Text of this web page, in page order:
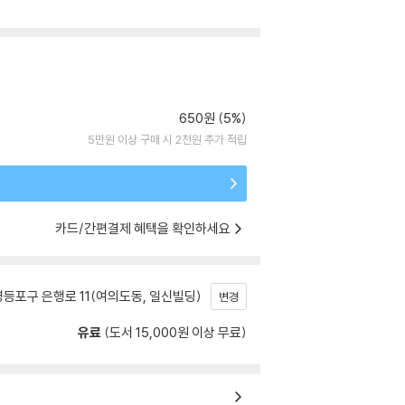
650원 (5%)
5만원 이상 구매 시 2천원 추가 적립
카드/간편결제 혜택을 확인하세요
포구 은행로 11(여의도동, 일신빌딩) 변경
유료 (도서 15,000원 이상 무료)